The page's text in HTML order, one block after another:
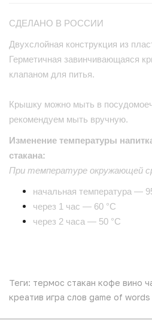
СДЕЛАНО В РОССИИ
Двухслойная конструкция из
Герметичная завинчивающаяся
клапаном для питья.
Крышку можно мыть в
рекомендуем мыть вручную.
Изменение температуры
стакана:
При температуре окружающей
начальная температура —
через 1 час — 60 °С
через 2 часа — 50 °С
Теги: термос стакан кофе вино
креатив игра слов game of words